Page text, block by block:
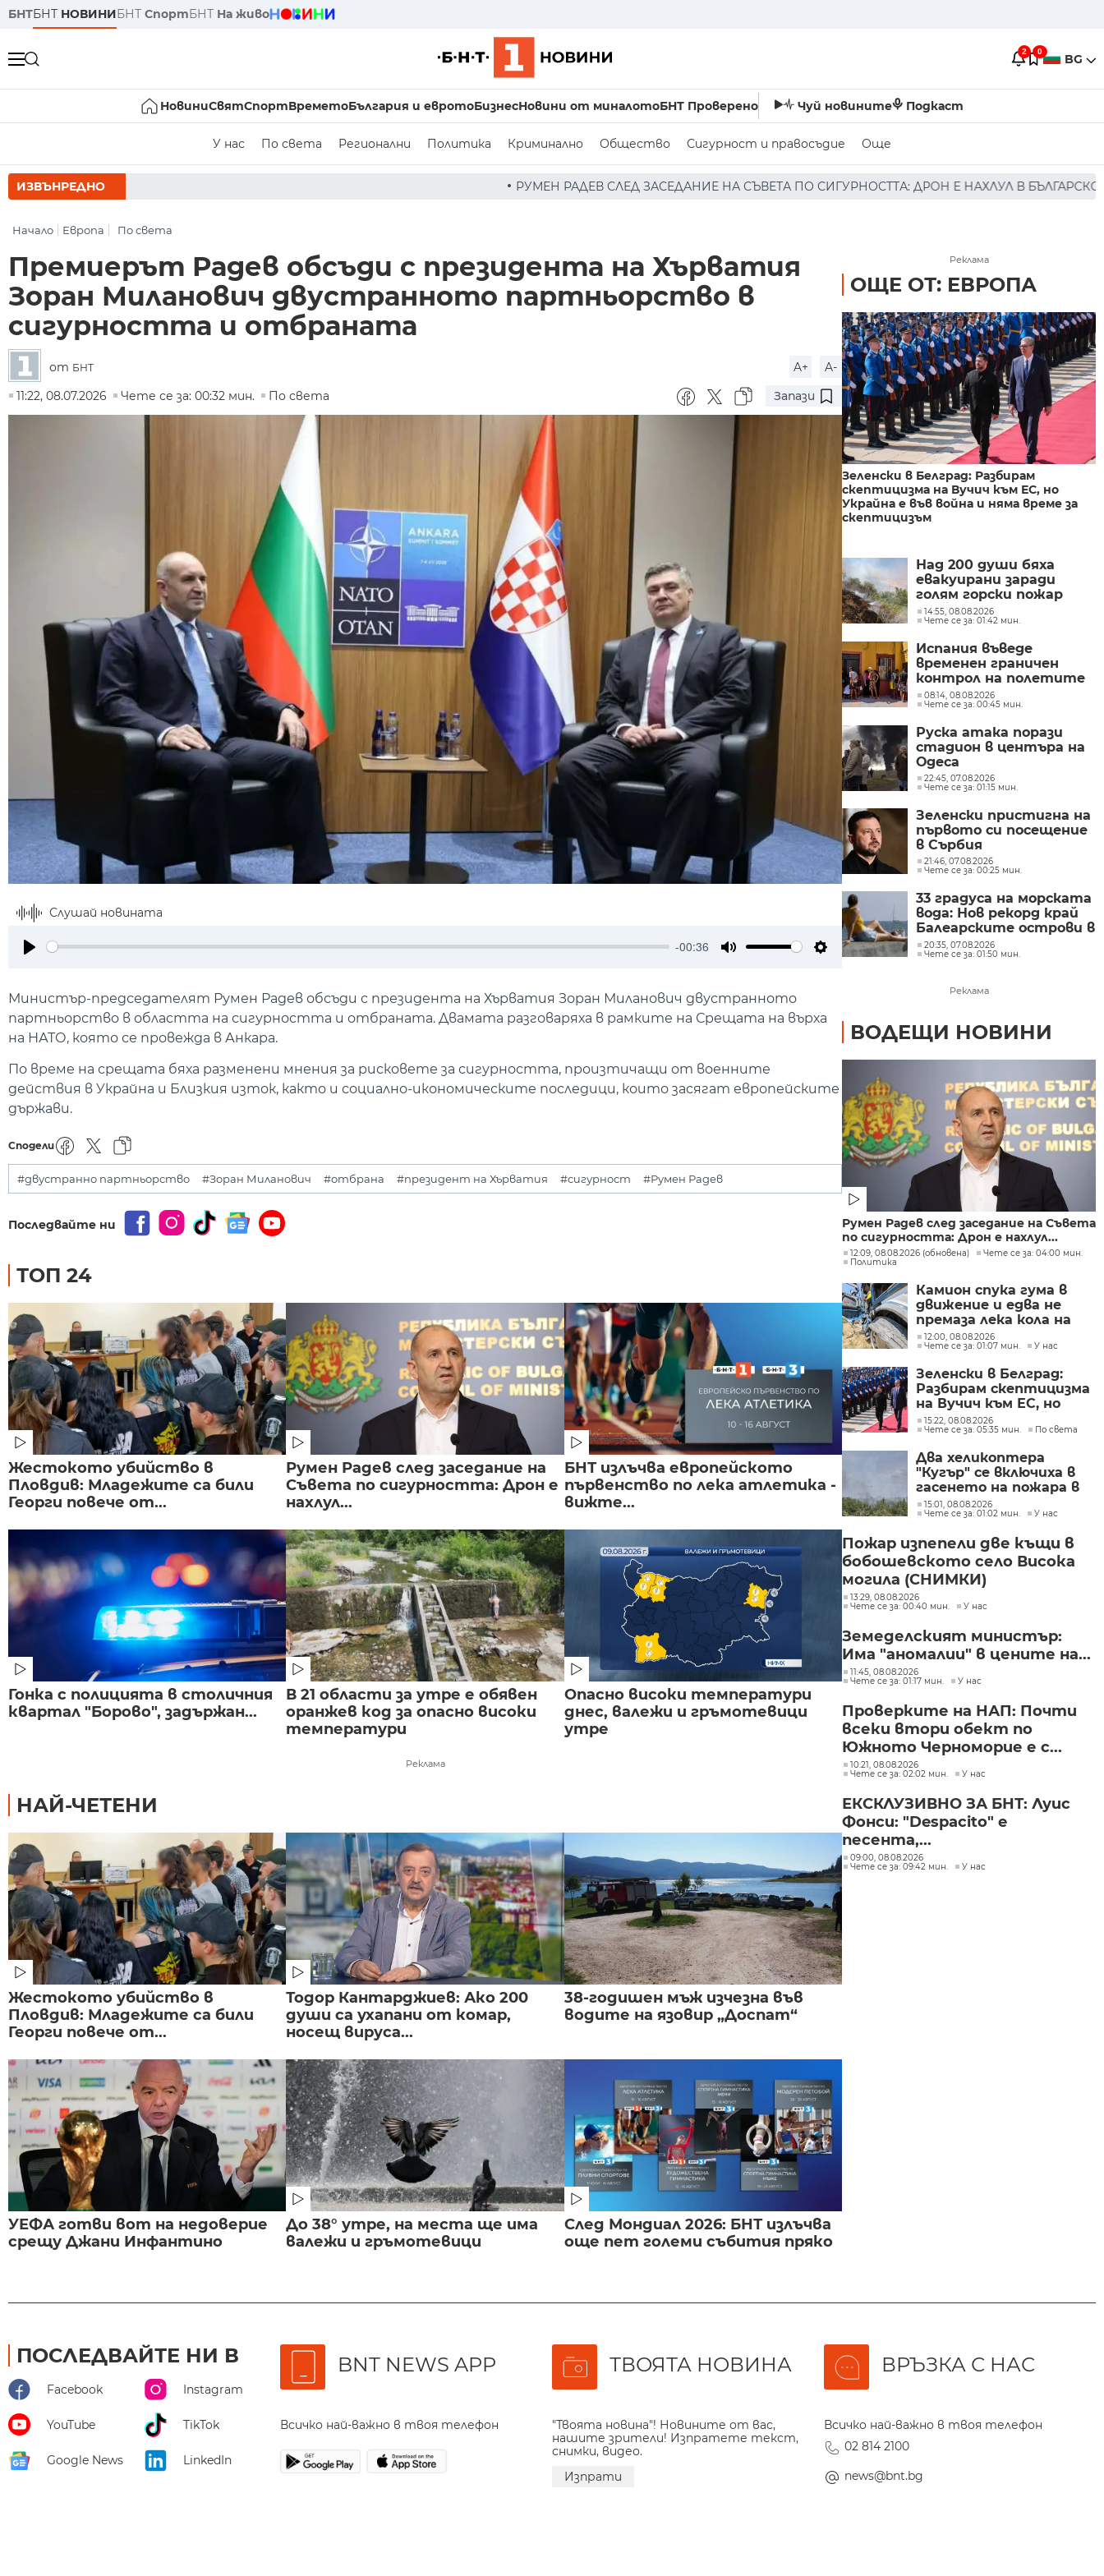
БНТБНТ НОВИНИБНТ СпортБНТ На живо
2 0 BG
НовиниСвятСпортВреметоБългария и евротоБизнесНовини от миналотоБНТ Проверено Чуй новините Подкаст
У нас По света Регионални Политика Криминално Общество Сигурност и правосъдие Още
ИЗВЪНРЕДНО РУМЕН РАДЕВ СЛЕД ЗАСЕДАНИЕ НА СЪВЕТА ПО СИГУРНОСТТА: ДРОН Е НАХЛУЛ В БЪЛГАРСКОТО ВЪЗДУШНО
Начало Европа По света
Премиерът Радев обсъди с президента на Хърватия
Зоран Миланович двустранното партньорство в
сигурността и отбраната
от БНТ A+
A-
11:22, 08.07.2026
Чете се за: 00:32 мин. По света Запази
Слушай новината
-00:36
Министър-председателят Румен Радев обсъди с президента на Хърватия Зоран Миланович двустранното
партньорство в областта на сигурността и отбраната. Двамата разговаряха в рамките на Срещата на върха
на НАТО, която се провежда в Анкара.
По време на срещата бяха разменени мнения за рисковете за сигурността, произтичащи от военните
действия в Украйна и Близкия изток, както и социално-икономическите последици, които засягат европейските
държави.
Сподели
#двустранно партньорство #Зоран Миланович #отбрана #президент на Хърватия #сигурност #Румен Радев
Последвайте ни
ТОП 24
Жестокото убийство в
Пловдив: Младежите са били
Георги повече от...
Румен Радев след заседание на
Съвета по сигурността: Дрон е
нахлул...
БНТ излъчва европейското
първенство по лека атлетика -
вижте...
Гонка с полицията в столичния
квартал "Борово", задържан...
В 21 области за утре е обявен
оранжев код за опасно високи
температури
Опасно високи температури
днес, валежи и гръмотевици
утре
Реклама
НАЙ-ЧЕТЕНИ
Жестокото убийство в
Пловдив: Младежите са били
Георги повече от...
Тодор Кантарджиев: Ако 200
души са ухапани от комар,
носещ вируса...
38-годишен мъж изчезна във
водите на язовир „Доспат“
УЕФА готви вот на недоверие
срещу Джани Инфантино
До 38° утре, на места ще има
валежи и гръмотевици
След Мондиал 2026: БНТ излъчва
още пет големи събития пряко
Реклама
ОЩЕ ОТ: ЕВРОПА
Зеленски в Белград: Разбирам
скептицизма на Вучич към ЕС, но
Украйна е във война и няма време за
скептицизъм
Над 200 души бяха
евакуирани заради
голям горски пожар
край езерото Гарда в
Северна Италия
14:55, 08.08.2026
Чете се за: 01:42 мин.
Испания въведе
временен граничен
контрол на полетите
и корабите
пристигащи от
08:14, 08.08.2026
Чете се за: 00:45 мин.
Руска атака порази
стадион в центъра на
Одеса
22:45, 07.08.2026
Чете се за: 01:15 мин.
Зеленски пристигна на
първото си посещение
в Сърбия
21:46, 07.08.2026
Чете се за: 00:25 мин.
33 градуса на морската
вода: Нов рекорд край
Балеарските острови в
Средиземно море
20:35, 07.08.2026
Чете се за: 01:50 мин.
Реклама
ВОДЕЩИ НОВИНИ
Румен Радев след заседание на Съвета
по сигурността: Дрон е нахлул...
12:09, 08.08.2026 (обновена)
Чете се за: 04:00 мин.
Политика
Камион спука гума в
движение и едва не
премаза лека кола на
Подбалканския път
(СНИМКИ)
12:00, 08.08.2026
Чете се за: 01:07 мин.
У нас
Зеленски в Белград:
Разбирам скептицизма
на Вучич към ЕС, но
Украйна е във война и
няма време за
скептицизъм
15:22, 08.08.2026
Чете се за: 05:35 мин.
По света
Два хеликоптера
"Кугър" се включиха в
гасенето на пожара в
Асеновградско
(СНИМКИ)
15:01, 08.08.2026
Чете се за: 01:02 мин.
У нас
Пожар изпепели две къщи в
бобошевското село Висока
могила (СНИМКИ)
13:29, 08.08.2026
Чете се за: 00:40 мин.
У нас
Земеделският министър:
Има "аномалии" в цените на...
11:45, 08.08.2026
Чете се за: 01:17 мин.
У нас
Проверките на НАП: Почти
всеки втори обект по
Южното Черноморие е с...
10:21, 08.08.2026
Чете се за: 02:02 мин.
У нас
ЕКСКЛУЗИВНО ЗА БНТ: Луис
Фонси: "Despacito" е
песента,...
09:00, 08.08.2026
Чете се за: 09:42 мин.
У нас
ПОСЛЕДВАЙТЕ НИ В
Facebook Instagram
YouTube TikTok
Google News LinkedIn
BNT NEWS APP
Всичко най-важно в твоя телефон
ТВОЯТА НОВИНА
"Твоята новина"! Новините от вас,
нашите зрители! Изпратете текст,
снимки, видео.
Изпрати
ВРЪЗКА С НАС
Всичко най-важно в твоя телефон
02 814 2100
news@bnt.bg